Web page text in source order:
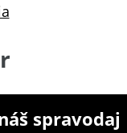
spravodaj